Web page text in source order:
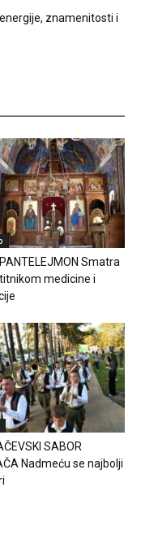
znamenitosti i
Smatra
medicine i
SABOR
Nadmeću se najbolji